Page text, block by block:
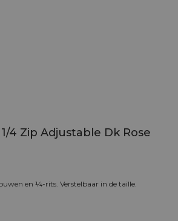
4 Zip Adjustable Dk Rose
en ¼-rits. Verstelbaar in de taille.